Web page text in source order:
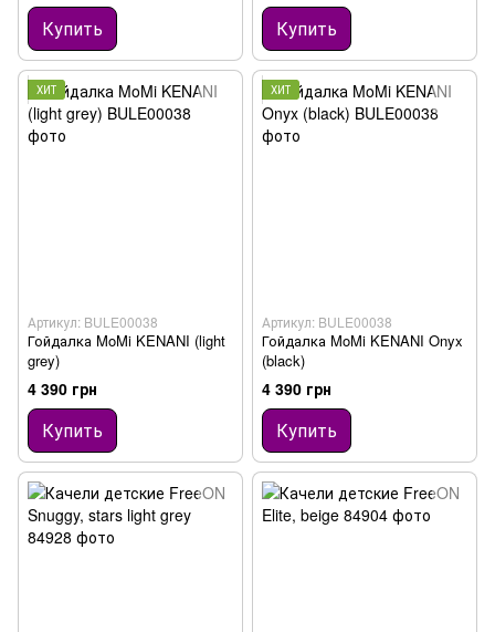
Купить Купить
ХИТ
Артикул: BULE00038
Гойдалка MoMi KENANI (light
grey)
4 390 грн
Купить
ХИТ
Артикул: BULE00038
Гойдалка MoMi KENANI Onyx
(black)
4 390 грн
Купить